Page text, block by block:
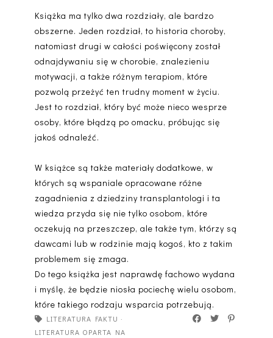
Książka ma tylko dwa rozdziały, ale bardzo
obszerne. Jeden rozdział, to historia choroby,
natomiast drugi w całości poświęcony został
odnajdywaniu się w chorobie, znalezieniu
motywacji, a także różnym terapiom, które
pozwolą przeżyć ten trudny moment w życiu.
Jest to rozdział, który być może nieco wesprze
osoby, które błądzą po omacku, próbując się
jakoś odnaleźć.
W książce są także materiały dodatkowe, w
których są wspaniale opracowane różne
zagadnienia z dziedziny transplantologi i ta
wiedza przyda się nie tylko osobom, które
oczekują na przeszczep, ale także tym, którzy są
dawcami lub w rodzinie mają kogoś, kto z takim
problemem się zmaga.
Do tego książka jest naprawdę fachowo wydana
i myślę, że będzie niosła pociechę wielu osobom,
które takiego rodzaju wsparcia potrzebują.
LITERATURA FAKTU ·
LITERATURA OPARTA NA